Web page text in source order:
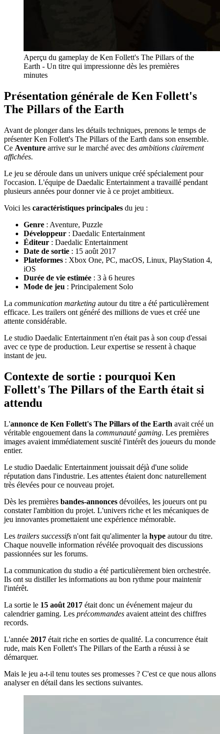
Aperçu du gameplay de Ken Follett's The Pillars of the
Earth - Un titre qui impressionne dès les premières
minutes
Présentation générale de Ken Follett's
The Pillars of the Earth
Avant de plonger dans les détails techniques, prenons le temps de
présenter Ken Follett's The Pillars of the Earth dans son ensemble.
Ce Aventure arrive sur le marché avec des ambitions clairement
affichées.
Le jeu se déroule dans un univers unique créé spécialement pour
l'occasion. L'équipe de Daedalic Entertainment a travaillé pendant
plusieurs années pour donner vie à ce projet ambitieux.
Voici les caractéristiques principales du jeu :
Genre : Aventure, Puzzle
Développeur : Daedalic Entertainment
Éditeur : Daedalic Entertainment
Date de sortie : 15 août 2017
Plateformes : Xbox One, PC, macOS, Linux, PlayStation 4,
iOS
Durée de vie estimée : 3 à 6 heures
Mode de jeu : Principalement Solo
La communication marketing autour du titre a été particulièrement
efficace. Les trailers ont généré des millions de vues et créé une
attente considérable.
Le studio Daedalic Entertainment n'en était pas à son coup d'essai
avec ce type de production. Leur expertise se ressent à chaque
instant de jeu.
Contexte de sortie : pourquoi Ken
Follett's The Pillars of the Earth était si
attendu
L'annonce de Ken Follett's The Pillars of the Earth avait créé un
véritable engouement dans la communauté gaming. Les premières
images avaient immédiatement suscité l'intérêt des joueurs du monde
entier.
Le studio Daedalic Entertainment jouissait déjà d'une solide
réputation dans l'industrie. Les attentes étaient donc naturellement
très élevées pour ce nouveau projet.
Dès les premières bandes-annonces dévoilées, les joueurs ont pu
constater l'ambition du projet. L'univers riche et les mécaniques de
jeu innovantes promettaient une expérience mémorable.
Les trailers successifs n'ont fait qu'alimenter la hype autour du titre.
Chaque nouvelle information révélée provoquait des discussions
passionnées sur les forums.
La communication du studio a été particulièrement bien orchestrée.
Ils ont su distiller les informations au bon rythme pour maintenir
l'intérêt.
La sortie le 15 août 2017 était donc un événement majeur du
calendrier gaming. Les précommandes avaient atteint des chiffres
records.
L'année 2017 était riche en sorties de qualité. La concurrence était
rude, mais Ken Follett's The Pillars of the Earth a réussi à se
démarquer.
Mais le jeu a-t-il tenu toutes ses promesses ? C'est ce que nous allons
analyser en détail dans les sections suivantes.